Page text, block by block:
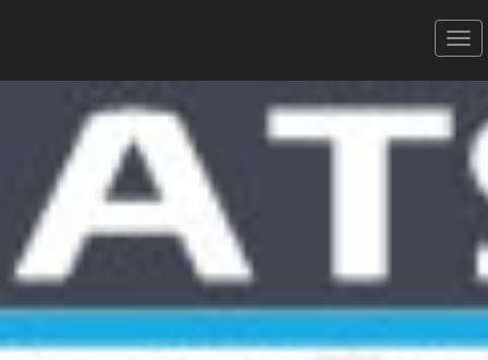
L'Ariégeoise CYCLOSPORTIVE -
24/06/2023
Ariégeoise